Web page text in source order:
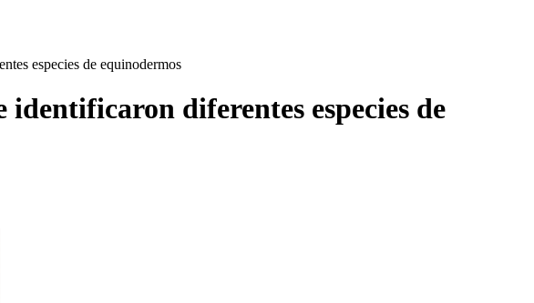
especies de equinodermos
identificaron diferentes especies de